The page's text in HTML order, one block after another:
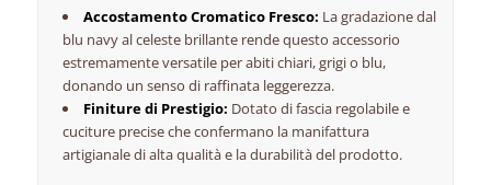
Accostamento Cromatico Fresco: La gradazione dal
blu navy al celeste brillante rende questo accessorio
estremamente versatile per abiti chiari, grigi o blu,
donando un senso di raffinata leggerezza.
Finiture di Prestigio: Dotato di fascia regolabile e
cuciture precise che confermano la manifattura
artigianale di alta qualità e la durabilità del prodotto.